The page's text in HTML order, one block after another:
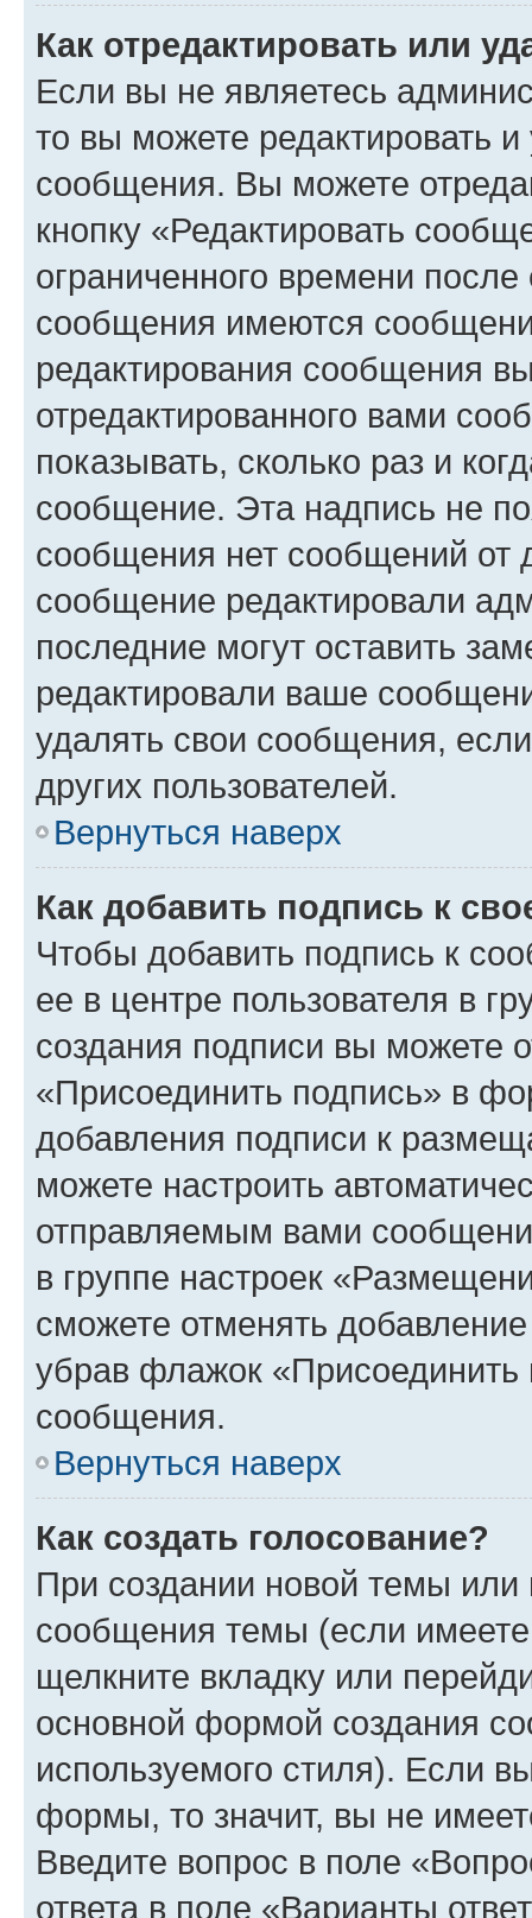
Как отредактировать или
Если вы не являетесь
то вы можете редактировать
сообщения. Вы можете
кнопку «Редактировать
ограниченного времени
сообщения имеются
редактирования сообщения
отредактированного вами
показывать, сколько раз и
сообщение. Эта надпись не
сообщения нет сообщений от
сообщение редактировали
последние могут оставить
редактировали ваше
удалять свои сообщения,
других пользователей.
Вернуться наверх
Как добавить подпись к
Чтобы добавить подпись к
ее в центре пользователя в
создания подписи вы можете
«Присоединить подпись» в
добавления подписи к
можете настроить
отправляемым вами
в группе настроек
сможете отменять
убрав флажок
сообщения.
Вернуться наверх
Как создать голосование?
При создании новой темы или
сообщения темы (если
щелкните вкладку или
основной формой создания
используемого стиля). Если
формы, то значит, вы не
Введите вопрос в поле
ответа в поле «Варианты